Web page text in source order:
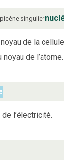
singulier
de la
noyau de l’atome.
l’électricité.